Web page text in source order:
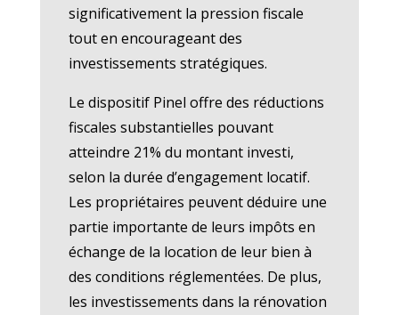
significativement la pression fiscale
tout en encourageant des
investissements stratégiques.
Le dispositif Pinel offre des réductions
fiscales substantielles pouvant
atteindre 21% du montant investi,
selon la durée d’engagement locatif.
Les propriétaires peuvent déduire une
partie importante de leurs impôts en
échange de la location de leur bien à
des conditions réglementées. De plus,
les investissements dans la rénovation